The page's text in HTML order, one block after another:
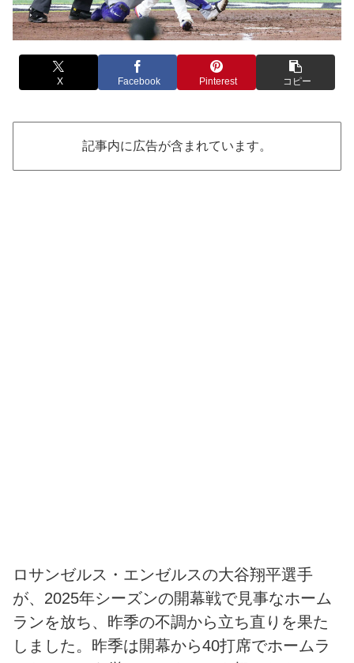
X Facebook Pinterest コピー
記事内に広告が含まれています。
ロサンゼルス・エンゼルスの大谷翔平選手
が、2025年シーズンの開幕戦で見事なホーム
ランを放ち、昨季の不調から立ち直りを果た
しました。昨季は開幕から40打席でホームラ